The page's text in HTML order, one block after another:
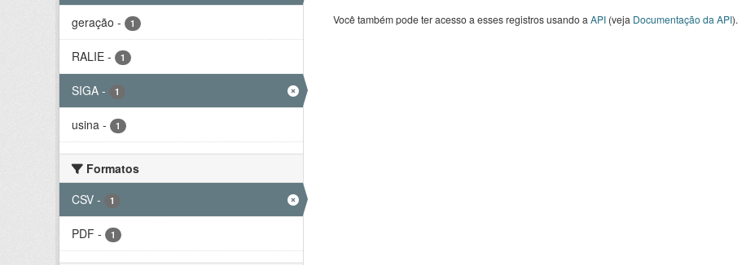
geração - 1
RALIE - 1
SIGA - 1
usina - 1
Formatos
CSV - 1
PDF - 1
Você também pode ter acesso a esses registros usando a API(veja Documentação da API).